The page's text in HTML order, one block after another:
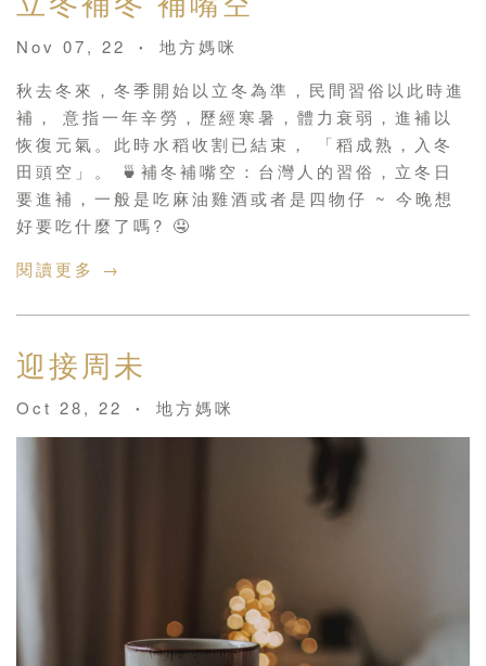
Nov 07, 22 •
地方媽咪
秋去冬來，冬季開始以立冬為準，民間習俗以此時進
補， 意指一年辛勞，歷經寒暑，體力衰弱，進補以
恢復元氣。此時水稻收割已結束， 「稻成熟，入冬
田頭空」。 🍵補冬補嘴空：台灣人的習俗，立冬日
要進補，一般是吃麻油雞酒或者是四物仔 ~ 今晚想
好要吃什麼了嗎? 🤤
閱讀更多 →
迎接周未
Oct 28, 22 • 地方媽咪